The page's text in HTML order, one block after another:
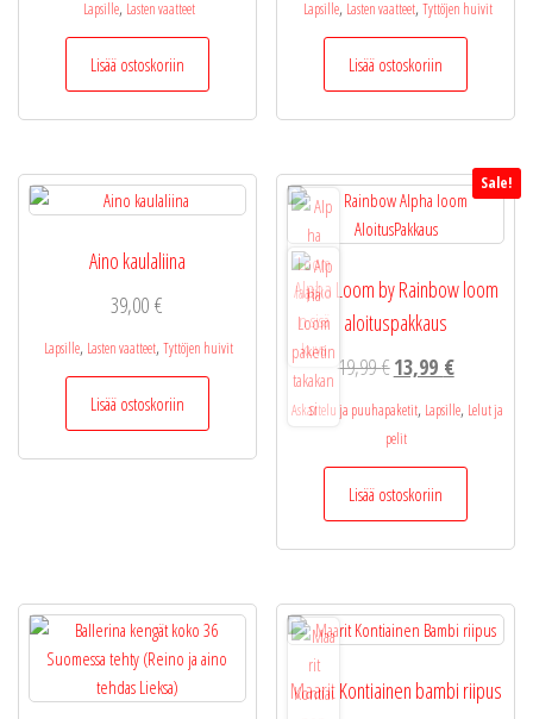
Lapsille, Lasten vaatteet
Lisää ostoskoriin
Lapsille, Lasten vaatteet, Tyttöjen huivit
Lisää ostoskoriin
Aino kaulaliina
39,00€
Lapsille, Lasten vaatteet, Tyttöjen huivit
Lisää ostoskoriin
Sale!
Alpha Loom by Rainbow loom
aloituspakkaus
19,99€Alkuperäinen
hinta
oli:
19,99 €.
13,99 €Nykyinen
hinta
13,99 €.
Askartelu ja puuhapaketit, Lapsille, Lelut ja
pelit
Lisää ostoskoriin
Maarit Kontiainen bambi riipus